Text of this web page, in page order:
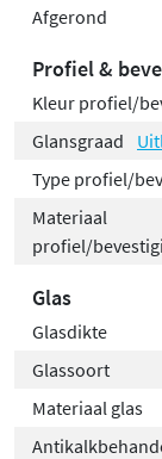
Afgerond
Profiel &
Kleur profiel/
Glansgraad
Type profiel/
Materiaal
profiel/
Glas
Glasdikte
Glassoort
Materiaal glas